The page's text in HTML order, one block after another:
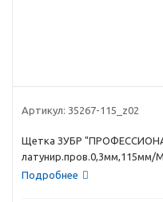
Артикул: 35267-115_z02
Щетка ЗУБР
латунир.пров.0,3мм,115мм/
Подробнее